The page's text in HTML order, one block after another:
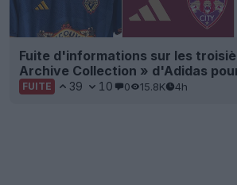
Fuite d'informations sur les
Archive Collection » d'Adidas
FUITE 39 10 0 15.8K 4h